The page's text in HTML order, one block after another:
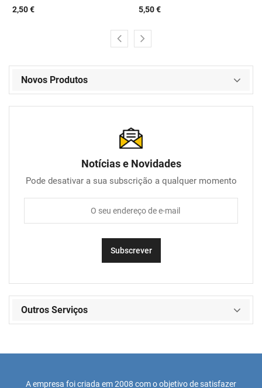
2,50 € 5,50 €
Novos Produtos
Notícias e Novidades
Pode desativar a sua subscrição a qualquer momento
Outros Serviços
A empresa foi criada em 2008 com o objetivo de satisfazer